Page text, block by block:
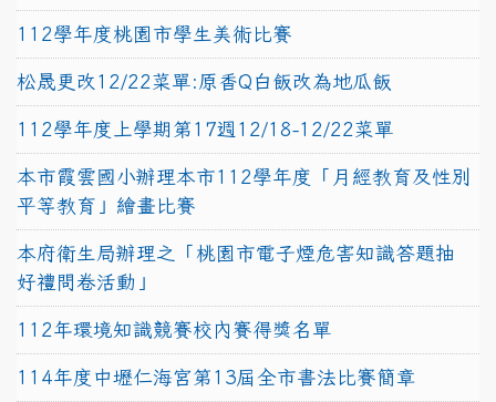
112學年度桃園市學生美術比賽
松晟更改12/22菜單:原香Q白飯改為地瓜飯
112學年度上學期第17週12/18-12/22菜單
本市霞雲國小辦理本市112學年度「月經教育及性別
平等教育」繪畫比賽
本府衛生局辦理之「桃園市電子煙危害知識答題抽
好禮問卷活動」
112年環境知識競賽校內賽得獎名單
114年度中壢仁海宮第13屆全市書法比賽簡章